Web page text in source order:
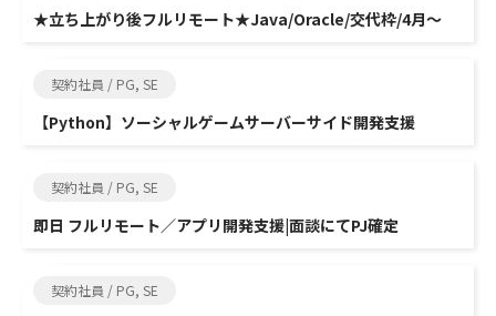
★立ち上がり後フルリモート★Java/Oracle/交代枠/4月～
契約社員 / PG, SE
【Python】ソーシャルゲームサーバーサイド開発支援
契約社員 / PG, SE
即日 フルリモート／アプリ開発支援|面談にてPJ確定
契約社員 / PG, SE